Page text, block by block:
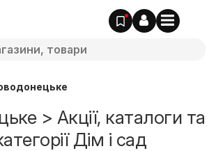
> Акції, каталоги та
Дім і сад